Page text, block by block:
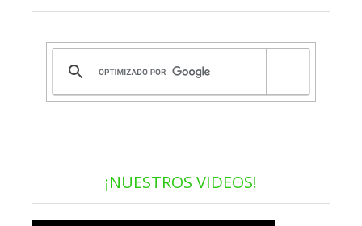
¡NUESTROS VIDEOS!